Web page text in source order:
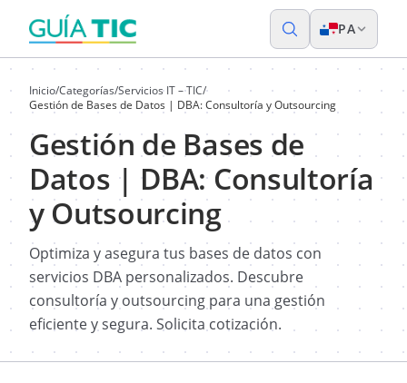
PA
Inicio/Categorías/Servicios IT – TIC/
Gestión de Bases de Datos | DBA: Consultoría y Outsourcing
Gestión de Bases de
Datos | DBA: Consultoría
y Outsourcing
Optimiza y asegura tus bases de datos con
servicios DBA personalizados. Descubre
consultoría y outsourcing para una gestión
eficiente y segura. Solicita cotización.